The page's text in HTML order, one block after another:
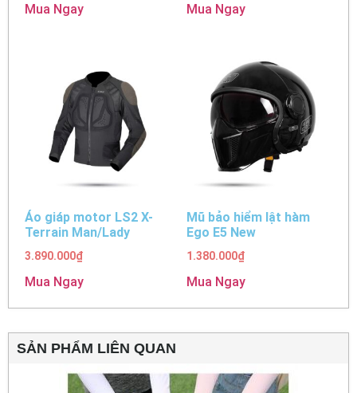
Mua Ngay Mua Ngay
Áo giáp motor LS2 X-
Terrain Man/Lady
3.890.000₫
Mua Ngay
Mũ bảo hiểm lật hàm
Ego E5 New
1.380.000₫
Mua Ngay
SẢN PHẨM LIÊN QUAN